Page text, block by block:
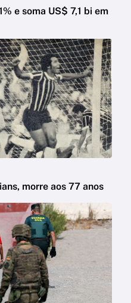
e soma US$ 7,1 bi em
morre aos 77 anos